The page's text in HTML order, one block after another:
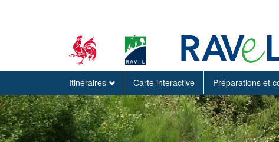
Itinéraires Carte interactive Préparations et